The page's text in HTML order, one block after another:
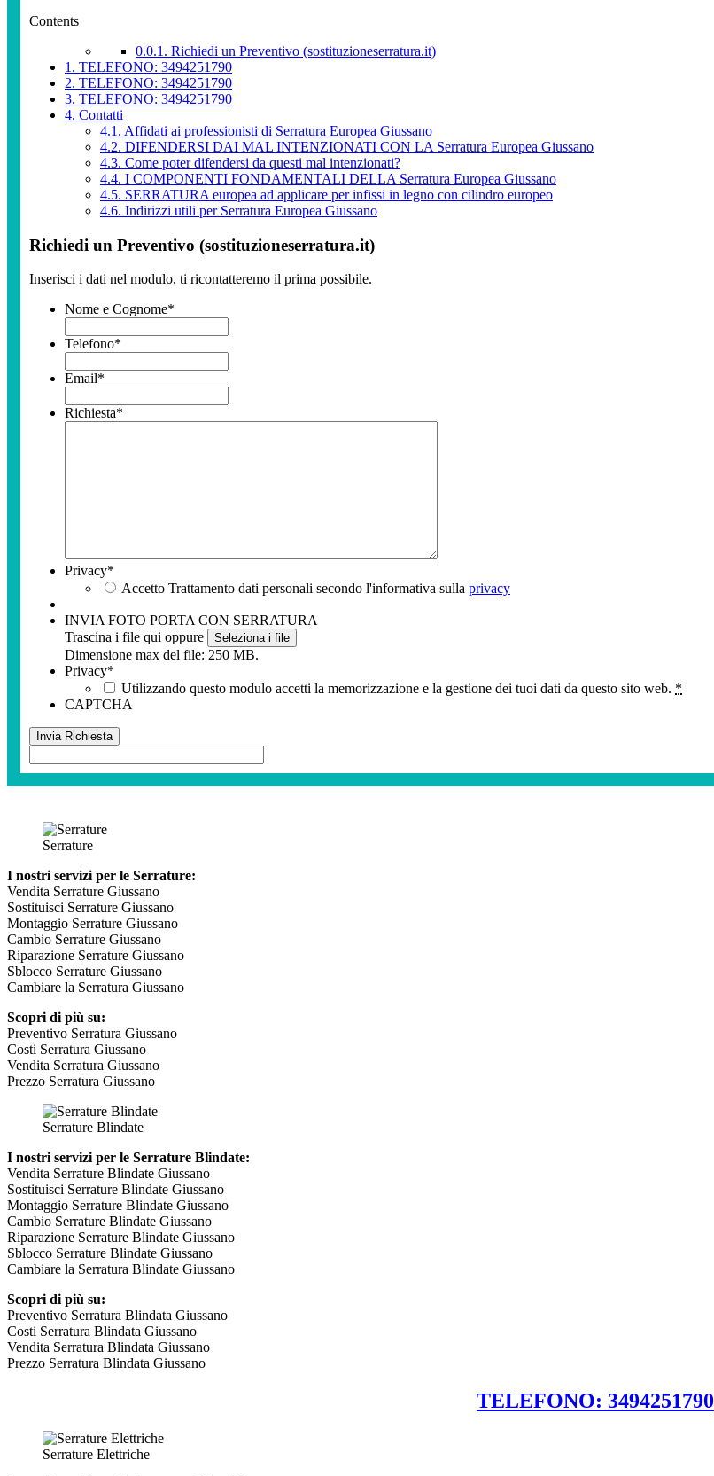
Contents
0.0.1. Richiedi un Preventivo (sostituzioneserratura.it)
1. TELEFONO: 3494251790
2. TELEFONO: 3494251790
3. TELEFONO: 3494251790
4. Contatti
4.1. Affidati ai professionisti di Serratura Europea Giussano
4.2. DIFENDERSI DAI MAL INTENZIONATI CON LA Serratura Europea Giussano
4.3. Come poter difendersi da questi mal intenzionati?
4.4. I COMPONENTI FONDAMENTALI DELLA Serratura Europea Giussano
4.5. SERRATURA europea ad applicare per infissi in legno con cilindro europeo
4.6. Indirizzi utili per Serratura Europea Giussano
Richiedi un Preventivo (sostituzioneserratura.it)
Inserisci i dati nel modulo, ti ricontatteremo il prima possibile.
Nome e Cognome*
Telefono*
Email*
Richiesta*
Privacy*
Accetto Trattamento dati personali secondo l'informativa sulla privacy
INVIA FOTO PORTA CON SERRATURA
Trascina i file qui oppure
Seleziona i file
Dimensione max del file: 250 MB.
Privacy*
Utilizzando questo modulo accetti la memorizzazione e la gestione dei tuoi dati da questo sito web. *
CAPTCHA
Serrature
I nostri servizi per le Serrature:
Vendita Serrature Giussano
Sostituisci Serrature Giussano
Montaggio Serrature Giussano
Cambio Serrature Giussano
Riparazione Serrature Giussano
Sblocco Serrature Giussano
Cambiare la Serratura Giussano
Scopri di più su:
Preventivo Serratura Giussano
Costi Serratura Giussano
Vendita Serratura Giussano
Prezzo Serratura Giussano
Serrature Blindate
I nostri servizi per le Serrature Blindate:
Vendita Serrature Blindate Giussano
Sostituisci Serrature Blindate Giussano
Montaggio Serrature Blindate Giussano
Cambio Serrature Blindate Giussano
Riparazione Serrature Blindate Giussano
Sblocco Serrature Blindate Giussano
Cambiare la Serratura Blindate Giussano
Scopri di più su:
Preventivo Serratura Blindata Giussano
Costi Serratura Blindata Giussano
Vendita Serratura Blindata Giussano
Prezzo Serratura Blindata Giussano
TELEFONO: 3494251790
Serrature Elettriche